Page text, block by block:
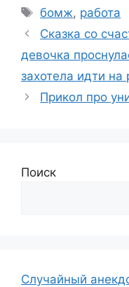
Метки
бомж, работа
Сказка со
девочка
захотела идти
Прикол про
Поиск
Случайный